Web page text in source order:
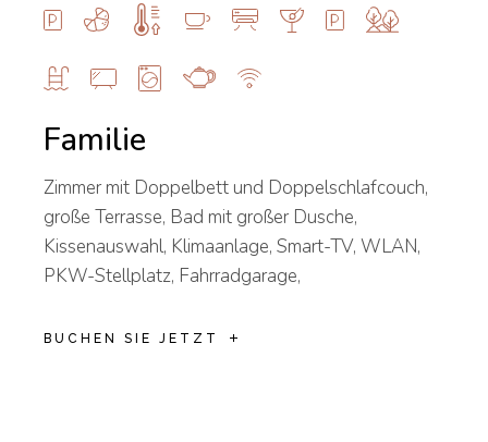
Familie
Zimmer mit Doppelbett und Doppelschlafcouch,
große Terrasse, Bad mit großer Dusche,
Kissenauswahl, Klimaanlage, Smart-TV, WLAN,
PKW-Stellplatz, Fahrradgarage,
BUCHEN SIE JETZT